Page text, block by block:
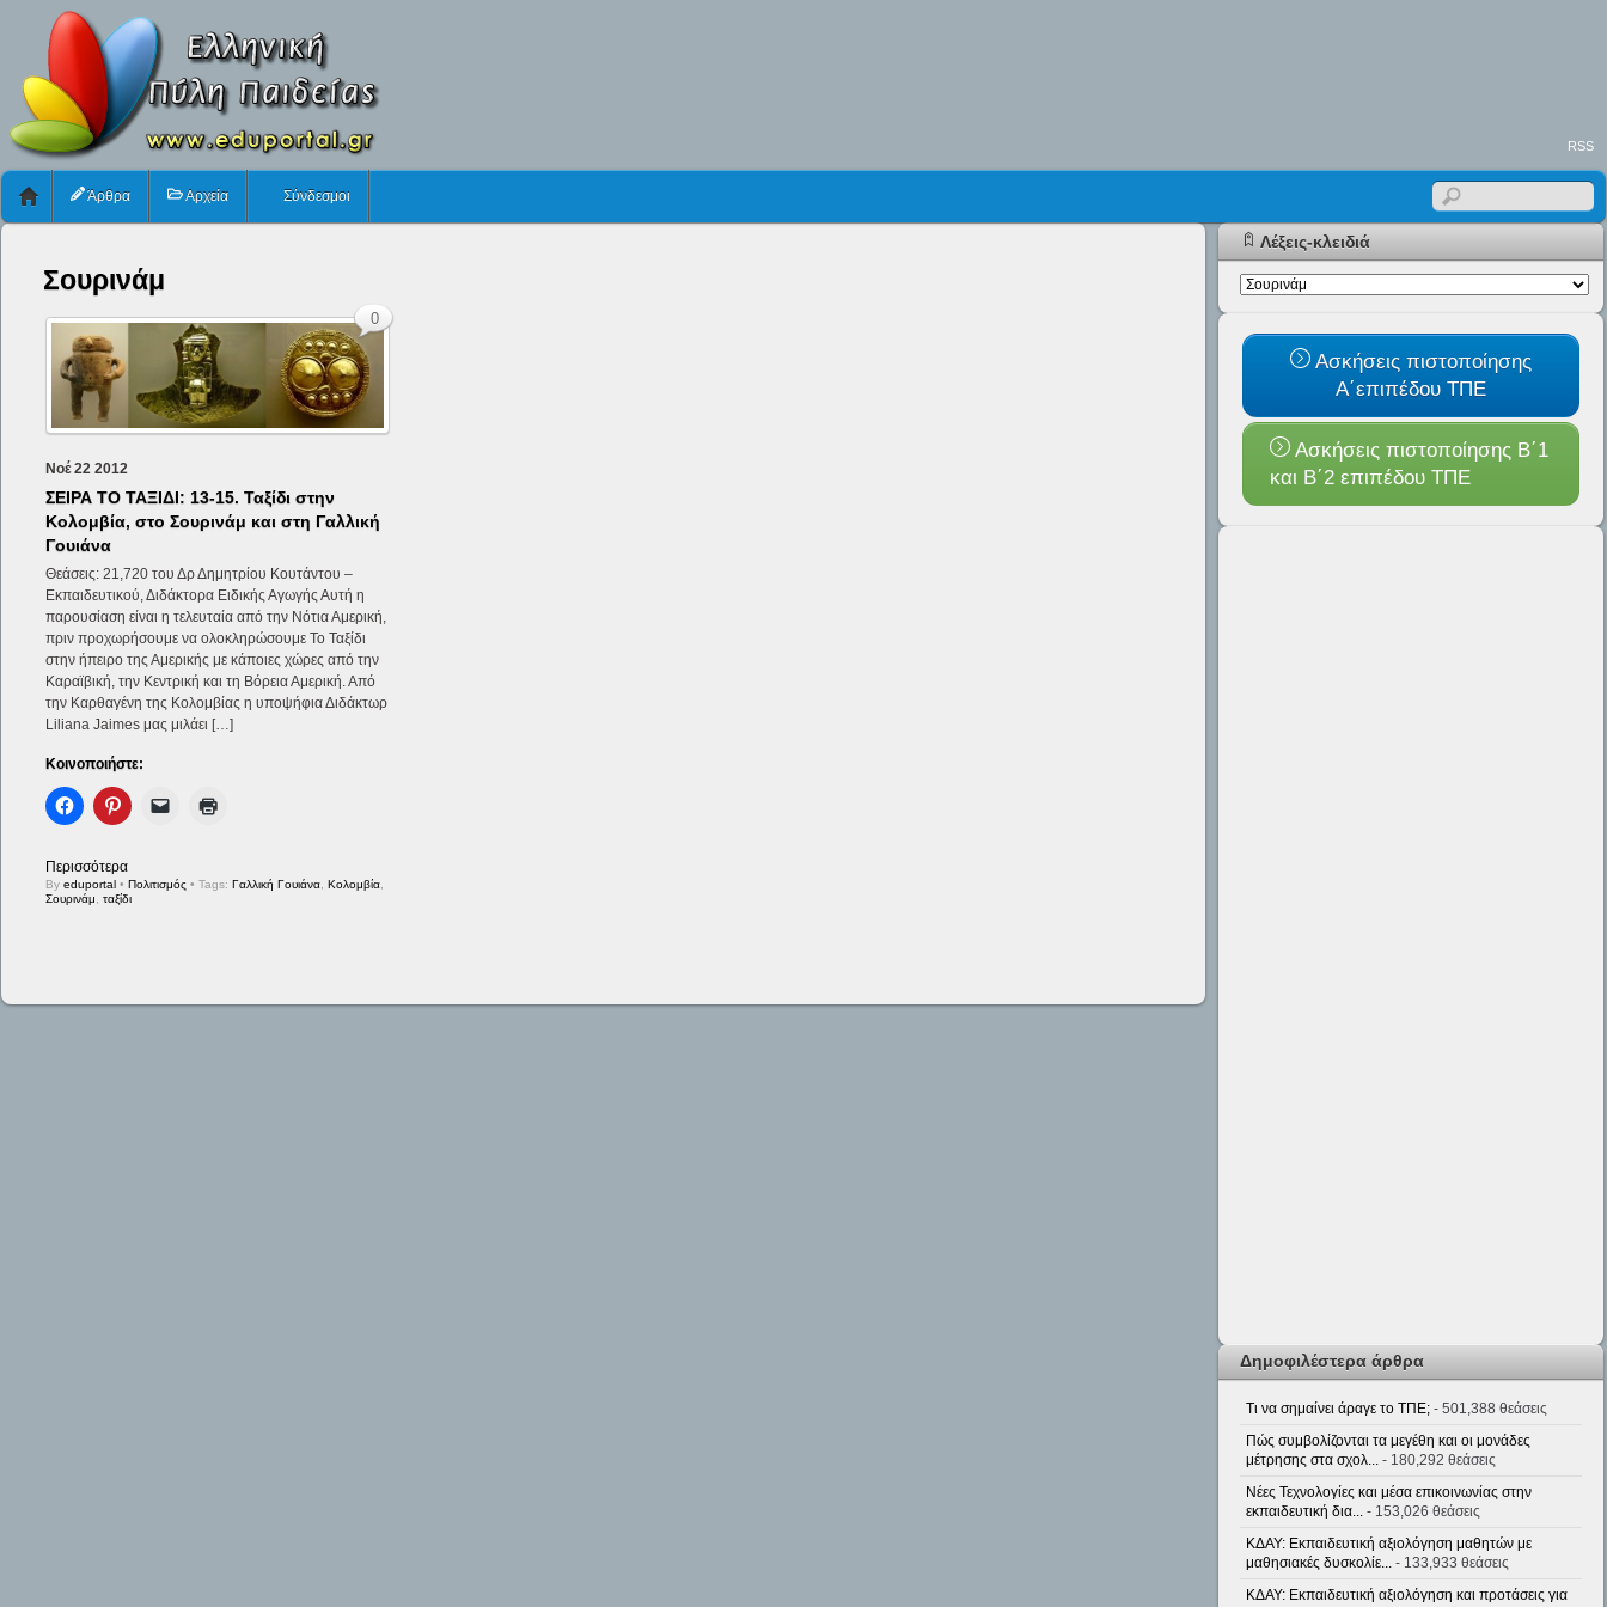
RSS
Άρθρα Αρχεία Σύνδεσμοι
Σουρινάμ
Νοέ 22 2012
ΣΕΙΡΑ ΤΟ ΤΑΞΙΔΙ: 13-15. Ταξίδι στην
Κολομβία, στο Σουρινάμ και στη Γαλλική
Γουιάνα
Θεάσεις: 21,720 του Δρ Δημητρίου Κουτάντου –
Εκπαιδευτικού, Διδάκτορα Ειδικής Αγωγής Αυτή η
παρουσίαση είναι η τελευταία από την Νότια Αμερική,
πριν προχωρήσουμε να ολοκληρώσουμε Το Ταξίδι
στην ήπειρο της Αμερικής με κάποιες χώρες από την
Καραϊβική, την Κεντρική και τη Βόρεια Αμερική. Από
την Καρθαγένη της Κολομβίας η υποψήφια Διδάκτωρ
Liliana Jaimes μας μιλάει […]
Κοινοποιήστε:
Περισσότερα
By eduportal • Πολιτισμός
0
• Tags: Γαλλική Γουιάνα Κολομβία
Σουρινάμ
ταξίδι
Λέξεις-κλειδιά
Ασκήσεις πιστοποίησης
Α΄επιπέδου ΤΠΕ
Ασκήσεις πιστοποίησης Β΄1
και B΄2 επιπέδου ΤΠΕ
Δημοφιλέστερα άρθρα
Τι να σημαίνει άραγε το ΤΠΕ;- 501,388 θεάσεις
Πώς συμβολίζονται τα μεγέθη και οι μονάδες
μέτρησης στα σχολ...- 180,292 θεάσεις
Νέες Τεχνολογίες και μέσα επικοινωνίας στην
εκπαιδευτική δια...- 153,026 θεάσεις
ΚΔΑΥ: Εκπαιδευτική αξιολόγηση μαθητών με
μαθησιακές δυσκολίε...- 133,933 θεάσεις
ΚΔΑΥ: Εκπαιδευτική αξιολόγηση και προτάσεις για